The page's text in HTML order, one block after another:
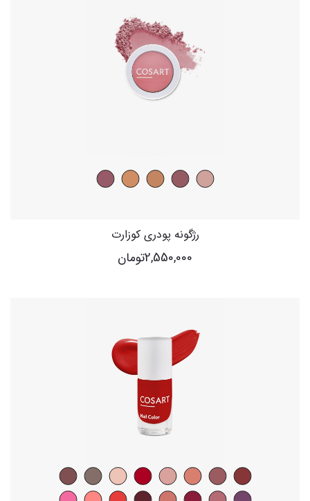
رژگونه پودری کوزارت
2,550,000تومان